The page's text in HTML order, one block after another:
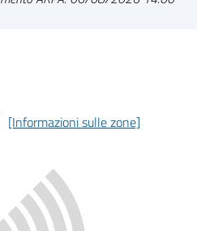
[Informazioni sulle zone]